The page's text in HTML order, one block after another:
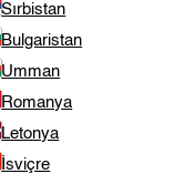
Sırbistan
Bulgaristan
Umman
Romanya
Letonya
İsviçre